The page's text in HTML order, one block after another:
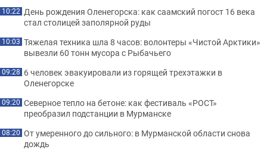
10:22 День рождения Оленегорска: как саамский погост 16 века
стал столицей заполярной руды
10:03 Тяжелая техника шла 8 часов: волонтеры «Чистой Арктики»
вывезли 60 тонн мусора с Рыбачьего
09:28 6 человек эвакуировали из горящей трехэтажки в
Оленегорске
09:20 Северное тепло на бетоне: как фестиваль «РОСТ»
преобразил подстанции в Мурманске
08:20 От умеренного до сильного: в Мурманской области снова
дождь